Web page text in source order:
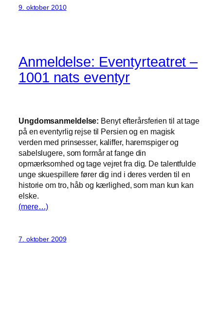
9. oktober 2010
Anmeldelse: Eventyrteatret –
1001 nats eventyr
Ungdomsanmeldelse: Benyt efterårsferien til at tage
på en eventyrlig rejse til Persien og en magisk
verden med prinsesser, kaliffer, haremspiger og
sabelslugere, som formår at fange din
opmærksomhed og tage vejret fra dig. De talentfulde
unge skuespillere fører dig ind i deres verden til en
historie om tro, håb og kærlighed, som man kun kan
elske.
(mere…)
7. oktober 2009